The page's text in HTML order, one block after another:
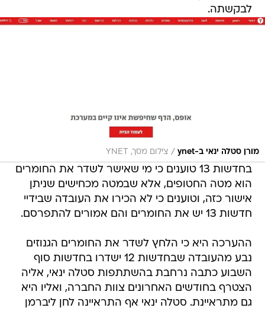
/ צילום מסך, YNET
בחדשות 13 טוענים כי מי שאישר לשדר את החומרים
הוא מטה החטופים, אלא שבמטה מכחישים שניתן
אישור כזה, וטוענים כי לא הכירו את העובדה שבידיי
חדשות 13 יש את החומרים והם אמורים להתפרסם.
ההערכה היא כי הלחץ לשדר את החומרים הגנוזים
השבוע כתבה נרחבת בהשתתפות סטלה ינאי, אליה
הצטרף בחודשים האחרונים צוות החברה, ואליו היא
גם מתראיינת. סטלה ינאי אף התראיינה לחן ליברמן
בתוכנית "עובדה" בקשת 12 לפני כחודשיים.